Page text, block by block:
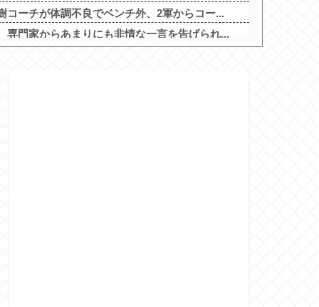
ーチが体調不良でベンチ外、2軍からコー...
専門家からあまりにも非情な一言を告げられ...